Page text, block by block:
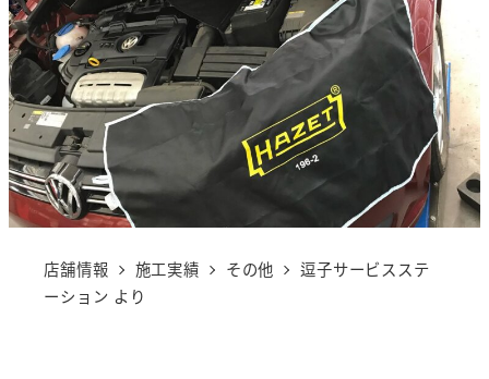
店舗情報 施工実績 その他
逗子サービスステ
ーション より